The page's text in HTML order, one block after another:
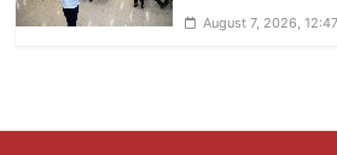
August 7, 2026,